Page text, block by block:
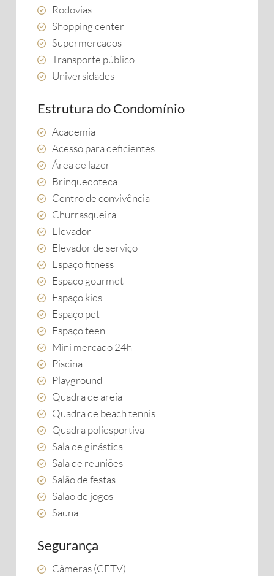
Rodovias
Shopping center
Supermercados
Transporte público
Universidades
Estrutura do Condomínio
Academia
Acesso para deficientes
Área de lazer
Brinquedoteca
Centro de convivência
Churrasqueira
Elevador
Elevador de serviço
Espaço fitness
Espaço gourmet
Espaço kids
Espaço pet
Espaço teen
Mini mercado 24h
Piscina
Playground
Quadra de areia
Quadra de beach tennis
Quadra poliesportiva
Sala de ginástica
Sala de reuniões
Salão de festas
Salão de jogos
Sauna
Segurança
Câmeras (CFTV)